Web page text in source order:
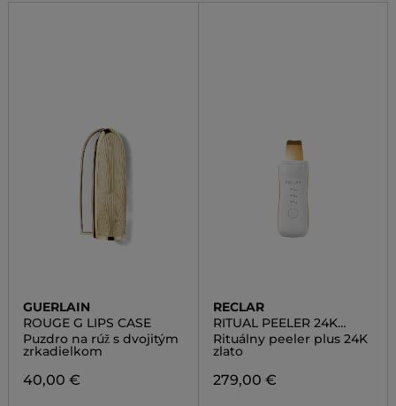
GUERLAIN
ROUGE G LIPS CASE
Puzdro na rúž s dvojitým
zrkadielkom
40,00 €
RECLAR
RITUAL PEELER 24K
GOLD
Rituálny peeler plus 24K
zlato
279,00 €